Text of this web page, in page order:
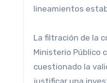
lineamientos
La filtración de la
Ministerio Público
cuestionado la